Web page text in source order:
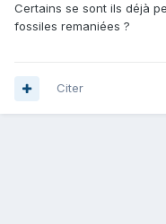
Certains se sont ils déjà
fossiles remaniées ?
Citer